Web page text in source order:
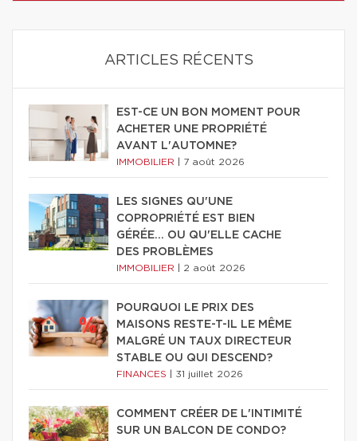
ARTICLES RÉCENTS
EST-CE UN BON MOMENT POUR
ACHETER UNE PROPRIÉTÉ
AVANT L'AUTOMNE?
IMMOBILIER 7 août 2026
LES SIGNES QU'UNE
COPROPRIÉTÉ EST BIEN
GÉRÉE… OU QU'ELLE CACHE
DES PROBLÈMES
IMMOBILIER 2 août 2026
POURQUOI LE PRIX DES
MAISONS RESTE-T-IL LE MÊME
MALGRÉ UN TAUX DIRECTEUR
STABLE OU QUI DESCEND?
FINANCES 31 juillet 2026
COMMENT CRÉER DE L'INTIMITÉ
SUR UN BALCON DE CONDO?